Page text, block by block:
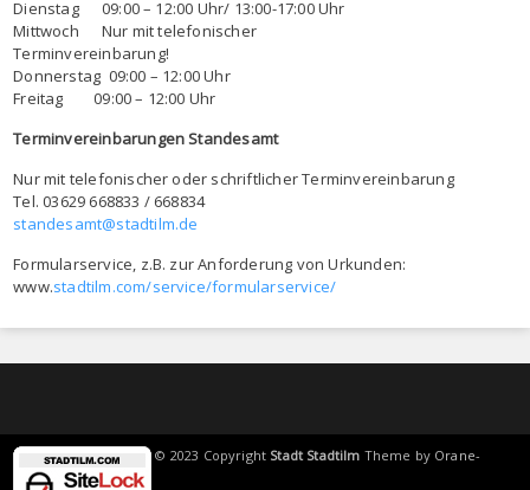
Dienstag 09:00 – 12:00 Uhr/ 13:00-17:00 Uhr
Mittwoch Nur mit telefonischer
Terminvereinbarung!
Donnerstag 09:00 – 12:00 Uhr
Freitag 09:00 – 12:00 Uhr
Terminvereinbarungen Standesamt
Nur mit telefonischer oder schriftlicher Terminvereinbarung
Tel. 03629 668833 / 668834
standesamt@stadtilm.de
Formularservice, z.B. zur Anforderung von Urkunden:
www.stadtilm.com/service/formularservice/
© 2023 Copyright Stadt Stadtilm Theme by Orane-